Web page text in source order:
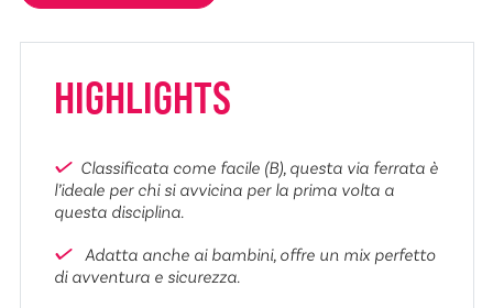
HIGHLIGHTS
Classificata come facile (B), questa via ferrata è
l’ideale per chi si avvicina per la prima volta a
questa disciplina.
Adatta anche ai bambini, offre un mix perfetto
di avventura e sicurezza.